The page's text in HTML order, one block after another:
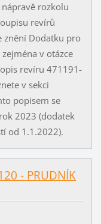
rozkolu
revírů
znění Dodatku pro
v otázce
revíru 471191-
v sekci
popisem se
2023 (dodatek
od 1.1.2022).
- PRUDNÍK